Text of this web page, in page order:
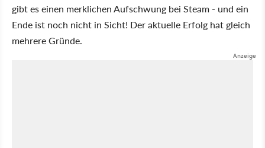
gibt es einen merklichen Aufschwung bei Steam - und ein
Ende ist noch nicht in Sicht! Der aktuelle Erfolg hat gleich
mehrere Gründe.